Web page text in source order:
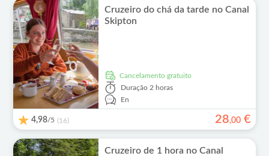
Cruzeiro do chá da tarde no Canal
Skipton
Cancelamento gratuito
Duração 2 horas
En
4,98/5 (16) 28,00 €
Cruzeiro de 1 hora no Canal